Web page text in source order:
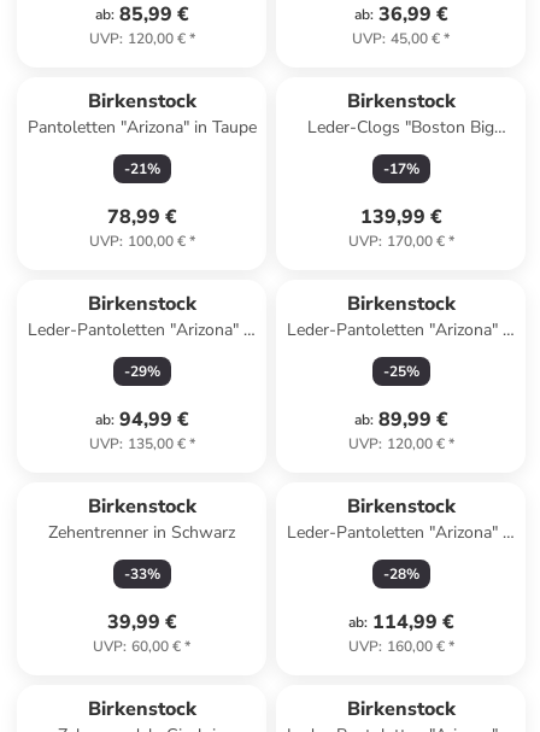
ab: 85,99 €
UVP: 120,00 €*
ab: 36,99 €
UVP: 45,00 €*
Birkenstock
Pantoletten "Arizona" in Taupe
-21%
78,99 €
UVP: 100,00 €*
Birkenstock
Leder-Clogs "Boston Big
Buckle" in Sand
-17%
139,99 €
UVP: 170,00 €*
Birkenstock
Leder-Pantoletten "Arizona" in
Beige - Weite N
-29%
ab: 94,99 €
UVP: 135,00 €*
Birkenstock
Leder-Pantoletten "Arizona" in
Grau
-25%
ab: 89,99 €
UVP: 120,00 €*
Birkenstock
Zehentrenner in Schwarz
-33%
39,99 €
UVP: 60,00 €*
Birkenstock
Leder-Pantoletten "Arizona" in
Braun - Weite S
-28%
ab: 114,99 €
UVP: 160,00 €*
Birkenstock Birkenstock